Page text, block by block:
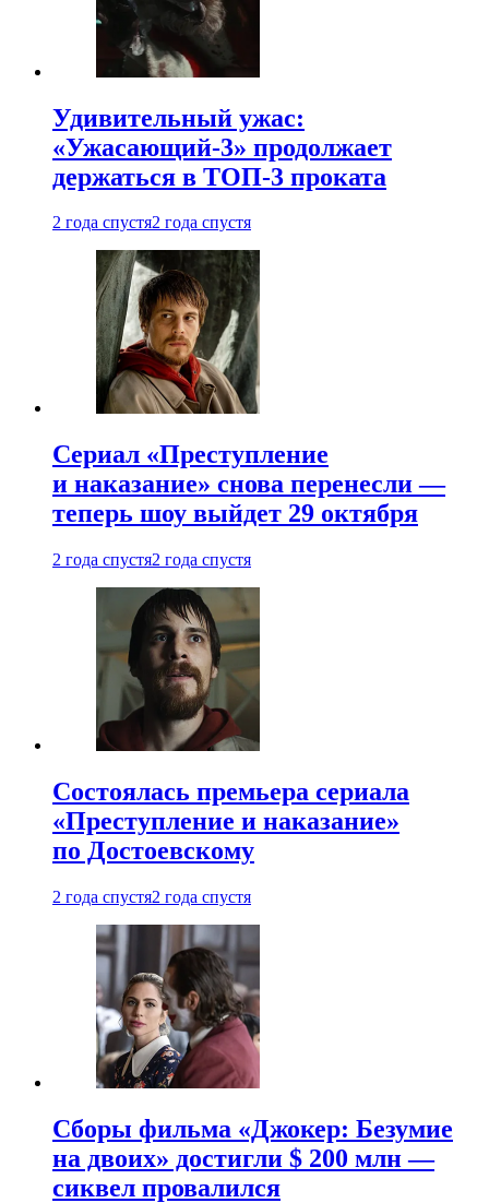
Удивительный ужас:
«Ужасающий-3» продолжает
держаться в ТОП-3 проката
2 года спустя2 года спустя
Сериал «Преступление
и наказание» снова перенесли —
теперь шоу выйдет 29 октября
2 года спустя2 года спустя
Состоялась премьера сериала
«Преступление и наказание»
по Достоевскому
2 года спустя2 года спустя
Сборы фильма «Джокер: Безумие
на двоих» достигли $ 200 млн —
сиквел провалился